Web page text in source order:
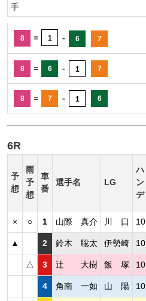
手
8 = 1 - 6 7
8 = 6 - 1 7
8 = 7 - 1 6
6R
予
想
雨
予
想
車
番
選手名 LG
ハ
ン
デ
× ○ 1 山際 真介 川 口 10
▲ 2 鈴木 聡太 伊勢崎 10
△ 3 辻 大樹 飯 塚 10
4 角南 一如 山 陽 10